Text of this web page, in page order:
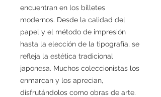
encuentran en los billetes
modernos. Desde la calidad del
papel y el método de impresión
hasta la elección de la tipografía, se
refleja la estética tradicional
japonesa. Muchos coleccionistas los
enmarcan y los aprecian,
disfrutándolos como obras de arte.